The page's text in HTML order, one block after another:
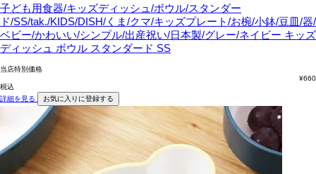
子ども用食器/キッズディッシュ/ボウル/スタンダー
ド/SS/tak./KIDS/DISH/くま/クマ/キッズプレート/お椀/小鉢/豆皿/器/
ベビー/かわいい/シンプル/出産祝い/日本製/グレー/ネイビー キッズ
ディッシュ ボウル スタンダード SS
当店特別価格
¥660
税込
詳細を見る
お気に入りに登録する